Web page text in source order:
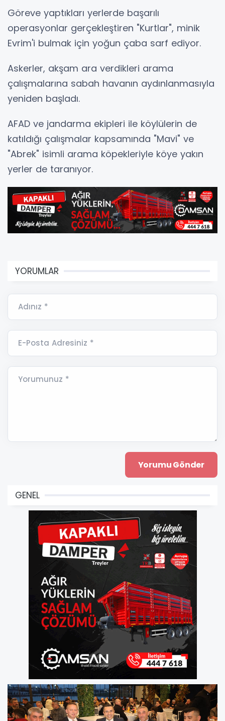
Göreve yaptıkları yerlerde başarılı
operasyonlar gerçekleştiren "Kurtlar", minik
Evrim'i bulmak için yoğun çaba sarf ediyor.
Askerler, akşam ara verdikleri arama
çalışmalarına sabah havanın aydınlanmasıyla
yeniden başladı.
AFAD ve jandarma ekipleri ile köylülerin de
katıldığı çalışmalar kapsamında "Mavi" ve
"Abrek" isimli arama köpekleriyle köye yakın
yerler de taranıyor.
YORUMLAR
Adınız *
E-Posta Adresiniz *
Yorumunuz *
GENEL